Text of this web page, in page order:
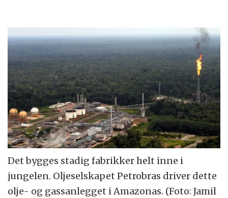
Det bygges stadig fabrikker helt inne i
jungelen. Oljeselskapet Petrobras driver dette
olje- og gassanlegget i Amazonas. (Foto: Jamil